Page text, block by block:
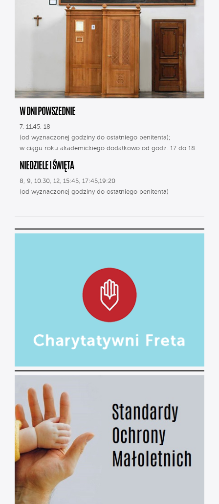
W DNI POWSZEDNIE
7, 11.45, 18
(od wyznaczonej godziny do ostatniego penitenta);
w ciągu roku akademickiego dodatkowo od godz. 17 do 18.
NIEDZIELE I ŚWIĘTA
8, 9, 10.30, 12, 15:45, 17:45,19:20
(od wyznaczonej godziny do ostatniego penitenta)